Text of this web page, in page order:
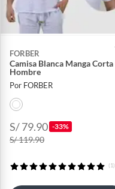
FORBER
Camisa Blanca Manga Corta
Hombre
Por FORBER
S/ 79.90 -33%
S/ 119.90
(1)